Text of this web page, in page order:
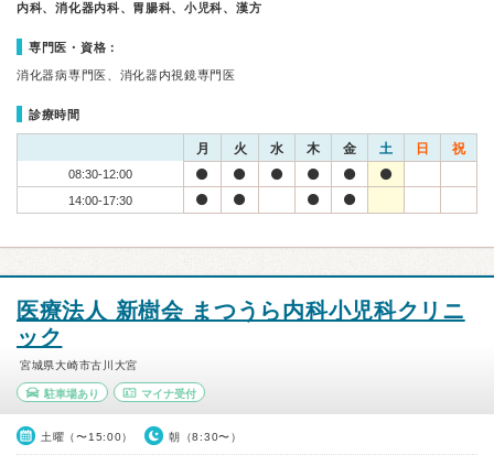
内科、消化器内科、胃腸科、小児科、漢方
専門医・資格：
消化器病専門医、消化器内視鏡専門医
診療時間
月 火 水 木 金 土 日 祝
08:30-12:00
14:00-17:30
医療法人 新樹会 まつうら内科小児科クリニ
ック
宮城県大崎市古川大宮
駐車場あり マイナ受付
土曜（〜15:00） 朝（8:30〜）